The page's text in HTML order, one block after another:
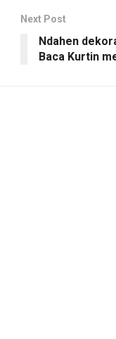
Next Post
Ndahen
Baca Kurtin